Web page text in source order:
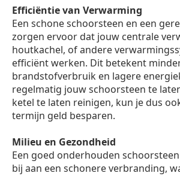
Efficiëntie van Verwarming
Een schone schoorsteen en een
zorgen ervoor dat jouw centrale
houtkachel, of andere
efficiënt werken. Dit betekent
brandstofverbruik en lagere
regelmatig jouw schoorsteen te
ketel te laten reinigen, kun je dus
termijn geld besparen.
Milieu en Gezondheid
Een goed onderhouden
bij aan een schonere verbranding,